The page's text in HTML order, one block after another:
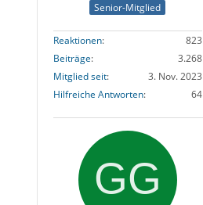
Senior-Mitglied
Reaktionen
823
Beiträge
3.268
Mitglied seit
3. Nov. 2023
Hilfreiche Antworten
64